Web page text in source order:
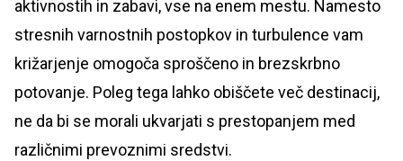
aktivnostih in zabavi, vse na enem mestu. Namesto
stresnih varnostnih postopkov in turbulence vam
križarjenje omogoča sproščeno in brezskrbno
potovanje. Poleg tega lahko obiščete več destinacij,
ne da bi se morali ukvarjati s prestopanjem med
različnimi prevoznimi sredstvi.